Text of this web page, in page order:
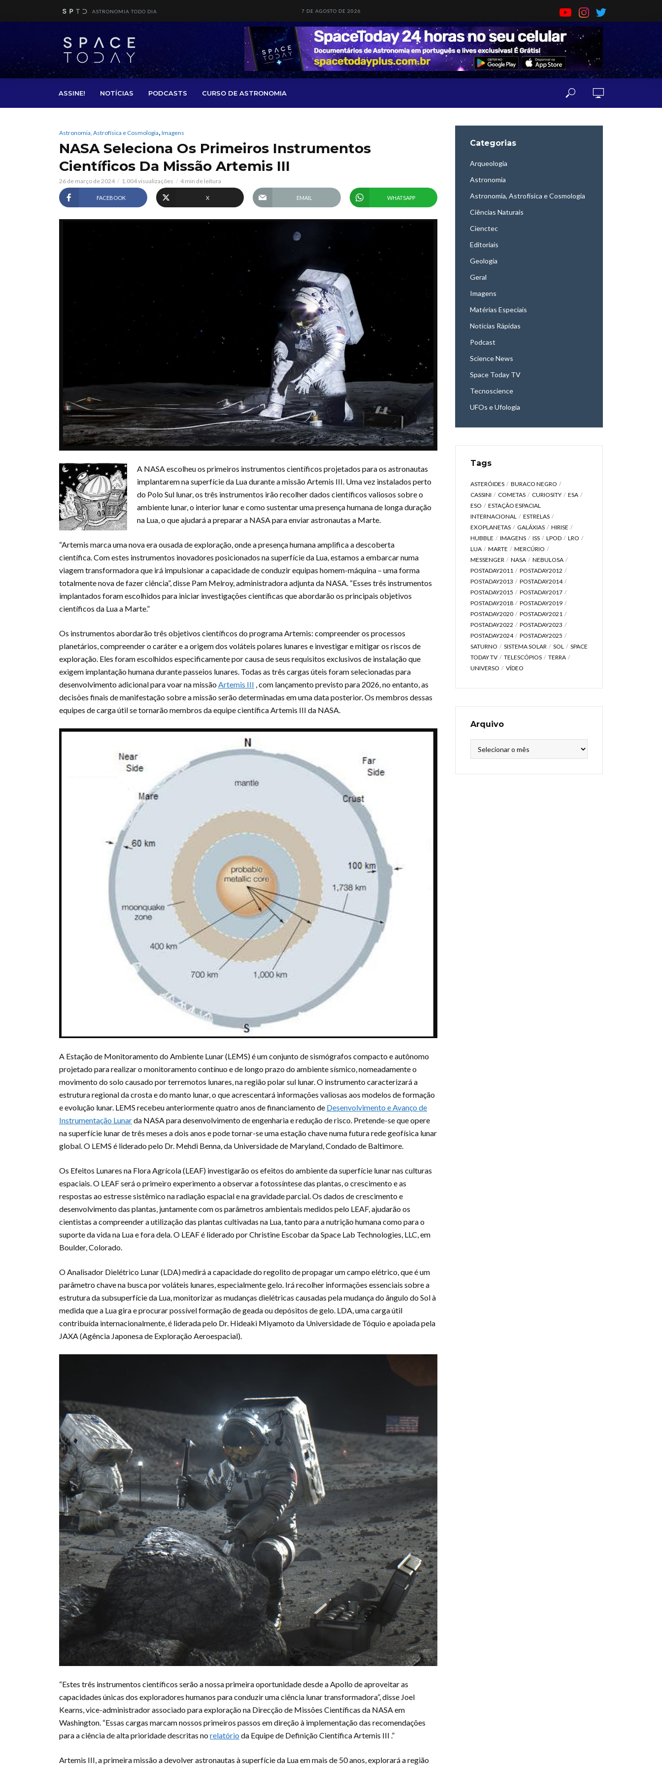
ASTRONOMIA TODO DIA 7 DE AGOSTO DE 2026
ASSINE! NOTÍCIAS PODCASTS CURSO DE ASTRONOMIA
Astronomia, Astrofísica e Cosmologia, Imagens
NASA Seleciona Os Primeiros Instrumentos
Científicos Da Missão Artemis III
26 de março de 2024 1.004 visualizações 4 min de leitura
FACEBOOK X EMAIL WHATSAPP
A NASA escolheu os primeiros instrumentos científicos projetados para os astronautas
implantarem na superfície da Lua durante a missão Artemis III. Uma vez instalados perto
do Polo Sul lunar, os três instrumentos irão recolher dados científicos valiosos sobre o
ambiente lunar, o interior lunar e como sustentar uma presença humana de longa duração
na Lua, o que ajudará a preparar a NASA para enviar astronautas a Marte.
“Artemis marca uma nova era ousada de exploração, onde a presença humana amplifica a descoberta
científica. Com estes instrumentos inovadores posicionados na superfície da Lua, estamos a embarcar numa
viagem transformadora que irá impulsionar a capacidade de conduzir equipas homem-máquina – uma forma
totalmente nova de fazer ciência”, disse Pam Melroy, administradora adjunta da NASA. “Esses três instrumentos
implantados foram escolhidos para iniciar investigações científicas que abordarão os principais objetivos
científicos da Lua a Marte.”
Os instrumentos abordarão três objetivos científicos do programa Artemis: compreender os processos
planetários, compreender o caráter e a origem dos voláteis polares lunares e investigar e mitigar os riscos de
exploração. Eles foram escolhidos especificamente por causa de seus requisitos exclusivos de instalação que
exigem implantação humana durante passeios lunares. Todas as três cargas úteis foram selecionadas para
desenvolvimento adicional para voar na missãoArtemis III , com lançamento previsto para 2026, no entanto, as
decisões finais de manifestação sobre a missão serão determinadas em uma data posterior. Os membros dessas
equipes de carga útil se tornarão membros da equipe científica Artemis III da NASA.
A Estação de Monitoramento do Ambiente Lunar (LEMS) é um conjunto de sismógrafos compacto e autônomo
projetado para realizar o monitoramento contínuo e de longo prazo do ambiente sísmico, nomeadamente o
movimento do solo causado por terremotos lunares, na região polar sul lunar. O instrumento caracterizará a
estrutura regional da crosta e do manto lunar, o que acrescentará informações valiosas aos modelos de formação
e evolução lunar. LEMS recebeu anteriormente quatro anos de financiamento de Desenvolvimento e Avanço de
Instrumentação Lunarda NASA para desenvolvimento de engenharia e redução de risco. Pretende-se que opere
na superfície lunar de três meses a dois anos e pode tornar-se uma estação chave numa futura rede geofísica lunar
global. O LEMS é liderado pelo Dr. Mehdi Benna, da Universidade de Maryland, Condado de Baltimore.
Os Efeitos Lunares na Flora Agrícola (LEAF) investigarão os efeitos do ambiente da superfície lunar nas culturas
espaciais. O LEAF será o primeiro experimento a observar a fotossíntese das plantas, o crescimento e as
respostas ao estresse sistêmico na radiação espacial e na gravidade parcial. Os dados de crescimento e
desenvolvimento das plantas, juntamente com os parâmetros ambientais medidos pelo LEAF, ajudarão os
cientistas a compreender a utilização das plantas cultivadas na Lua, tanto para a nutrição humana como para o
suporte da vida na Lua e fora dela. O LEAF é liderado por Christine Escobar da Space Lab Technologies, LLC, em
Boulder, Colorado.
O Analisador Dielétrico Lunar (LDA) medirá a capacidade do regolito de propagar um campo elétrico, que é um
parâmetro chave na busca por voláteis lunares, especialmente gelo. Irá recolher informações essenciais sobre a
estrutura da subsuperfície da Lua, monitorizar as mudanças dielétricas causadas pela mudança do ângulo do Sol à
medida que a Lua gira e procurar possível formação de geada ou depósitos de gelo. LDA, uma carga útil
contribuída internacionalmente, é liderada pelo Dr. Hideaki Miyamoto da Universidade de Tóquio e apoiada pela
JAXA (Agência Japonesa de Exploração Aeroespacial).
“Estes três instrumentos científicos serão a nossa primeira oportunidade desde a Apollo de aproveitar as
capacidades únicas dos exploradores humanos para conduzir uma ciência lunar transformadora”, disse Joel
Kearns, vice-administrador associado para exploração na Direcção de Missões Científicas da NASA em
Washington. “Essas cargas marcam nossos primeiros passos em direção à implementação das recomendações
para a ciência de alta prioridade descritas norelatório da Equipe de Definição Científica Artemis III .”
Artemis III, a primeira missão a devolver astronautas à superfície da Lua em mais de 50 anos, explorará a região
Categorias
Arqueologia
Astronomia
Astronomia, Astrofísica e Cosmologia
Ciências Naturais
Cienctec
Editoriais
Geologia
Geral
Imagens
Matérias Especiais
Notícias Rápidas
Podcast
Science News
Space Today TV
Tecnoscience
UFOs e Ufologia
Tags
ASTERÓIDES
BURACO NEGRO
CASSINI
COMETAS CURIOSITY
ESA
ESO
ESTAÇÃO ESPACIAL
INTERNACIONAL
ESTRELAS
EXOPLANETAS
GALÁXIAS
HIRISE
HUBBLE
IMAGENS ISS LPOD
LRO
LUA
MARTE
MERCÚRIO
MESSENGER
NASA
NEBULOSA
POSTADAY2011
POSTADAY2012
POSTADAY2013
POSTADAY2014
POSTADAY2015
POSTADAY2017
POSTADAY2018
POSTADAY2019
POSTADAY2020
POSTADAY2021
POSTADAY2022
POSTADAY2023
POSTADAY2024
POSTADAY2025
SATURNO
SISTEMA SOLAR SOL
SPACE
TODAY TV
TELESCÓPIOS
TERRA
UNIVERSO
VÍDEO
Arquivo